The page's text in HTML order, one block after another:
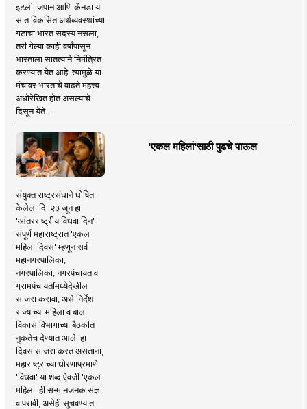
इटली, जपान आणि कॅनडा या
सात विकसित अर्थव्यवस्थांच्या
गटाचा भारत सदस्य नसला,
तरी गेल्या काही वर्षांपासून
भारताला सातत्याने निमंत्रित
करण्यात येत आहे. त्यामुळे या
मंचावर भारताचे वाढते महत्त्व
अधोरेखित होत असल्याचे
दिसून येते...
'एकल महिलां'साठी पुढचे पाऊल
संयुक्त राष्ट्रसंघाने घोषित
केलेला दि. २३ जून हा
'आंतरराष्ट्रीय विधवा दिन'
संपूर्ण महाराष्ट्रात 'एकल
महिला दिवस' म्हणून सर्व
महानगरपालिका,
नगरपालिका, नगरपंचायत व
ग्रामपंचायतींमध्येदेखील
साजरा करावा, असे निर्देश
राज्याच्या महिला व बाल
विकास विभागाच्या बैठकीत
नुकतेच देण्यात आले. हा
दिवस साजरा करत असताना,
महाराष्ट्राच्या धोरणाप्रमाणे
'विधवा' या शब्दाऐवजी 'एकल
महिला' ही सन्मानजनक संज्ञा
वापरावी, असेही सुचवण्यात